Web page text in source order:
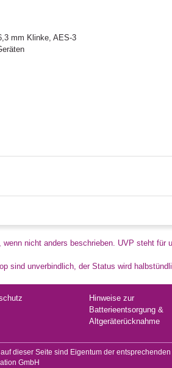
mm Klinke, AES-3
nicht anders beschrieben. UVP steht für
sind unverbindlich, der Status wird
Hinweise zur
Batterieentsorgung &
Altgeräterücknahme
dieser Seite sind Eigentum der entsprechenden
GmbH